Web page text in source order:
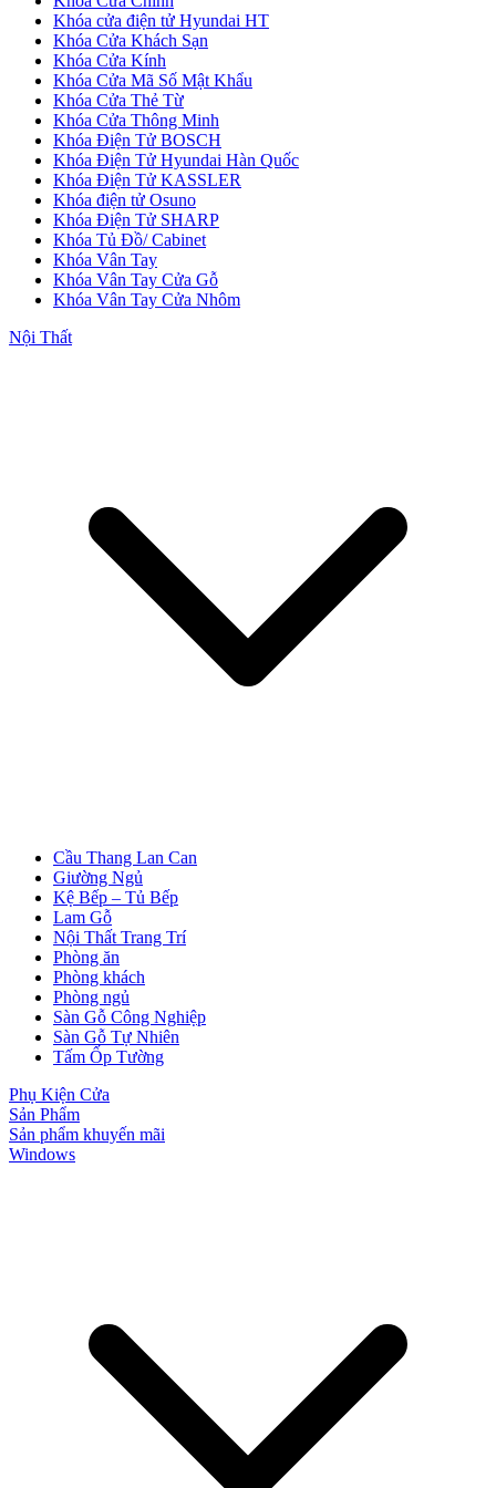
Quy mô nhà xưởng
Tuyển Dụng
Khóa cửa điện tử Hyundai HT
Khóa Cửa Khách Sạn
Khóa Cửa Kính
Khóa Cửa Mã Số Mật Khẩu
Khóa Cửa Thẻ Từ
Khóa Cửa Thông Minh
Khóa Điện Tử BOSCH
Khóa Điện Tử Hyundai Hàn Quốc
Khóa Điện Tử KASSLER
Khóa điện tử Osuno
Khóa Điện Tử SHARP
Khóa Tủ Đồ/ Cabinet
Khóa Vân Tay
Khóa Vân Tay Cửa Gỗ
Khóa Vân Tay Cửa Nhôm
Nội Thất
Cầu Thang Lan Can
Giường Ngủ
Kệ Bếp – Tủ Bếp
Lam Gỗ
Nội Thất Trang Trí
Phòng ăn
Phòng khách
Phòng ngủ
Sàn Gỗ Công Nghiệp
Sàn Gỗ Tự Nhiên
Tấm Ốp Tường
Phụ Kiện Cửa
Sản Phẩm
Sản phẩm khuyến mãi
Windows